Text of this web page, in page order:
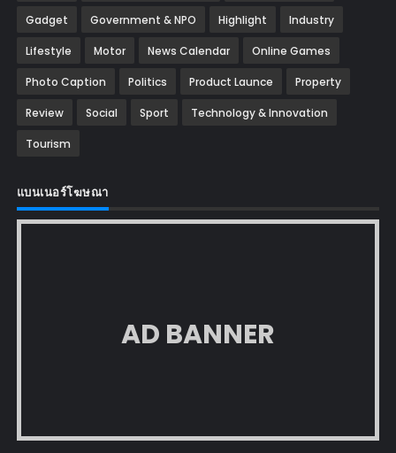
Gadget Government & NPO Highlight Industry
Lifestyle Motor News Calendar Online Games
Photo Caption Politics Product Launce Property
Review Social Sport Technology & Innovation
Tourism
แบนเนอร์โฆษณา
AD BANNER